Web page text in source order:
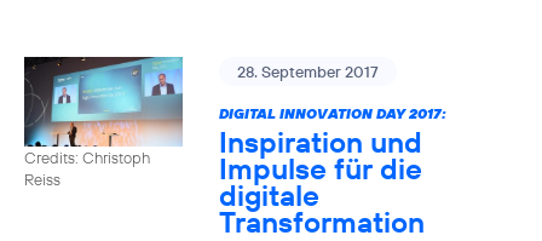
Credits: Christoph
Reiss
28. September 2017
DIGITAL INNOVATION DAY 2017:
Inspiration und
Impulse für die
digitale
Transformation